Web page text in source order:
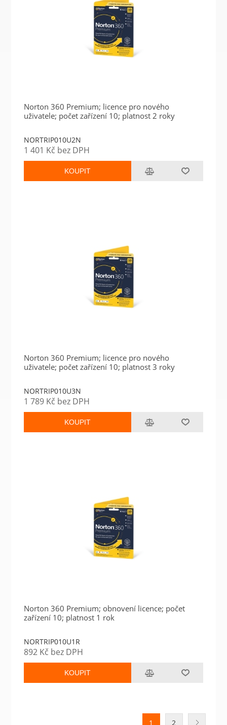
Norton 360 Premium; licence pro nového
uživatele; počet zařízení 10; platnost 2 roky
NORTRIP010U2N
1 401 Kč bez DPH
KOUPIT
Norton 360 Premium; licence pro nového
uživatele; počet zařízení 10; platnost 3 roky
NORTRIP010U3N
1 789 Kč bez DPH
KOUPIT
Norton 360 Premium; obnovení licence; počet
zařízení 10; platnost 1 rok
NORTRIP010U1R
892 Kč bez DPH
KOUPIT
1 2